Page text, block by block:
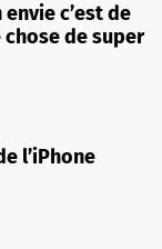
c’est de
de super
l’iPhone